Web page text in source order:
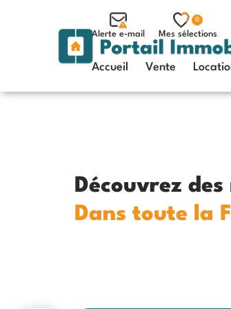
Alerte e-mail
0
Mes sélections
Accueil Vente
Découvrez
Dans toute la